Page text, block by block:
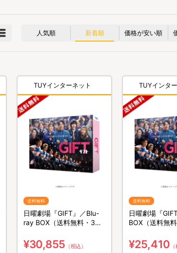
人気順 新着順 価格が安い順
TUYインターネット
送料無料
日曜劇場『GIFT』／Blu-
ray BOX（送料無料・3枚
¥30,855 （税込）
TUYインタ
送料無料
日曜劇場『
BOX（送料無
¥25,410